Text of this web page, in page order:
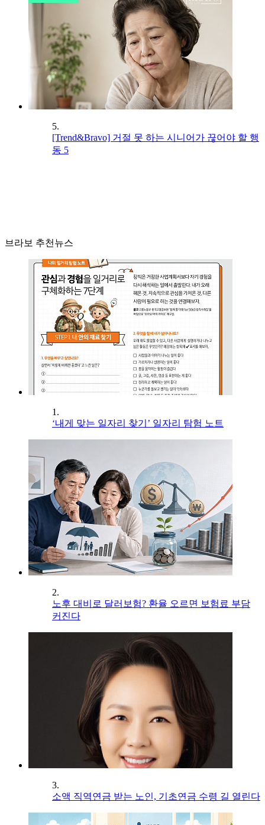
5.
[Trend&Bravo] 거절 못 하는 시니어가 끊어야 할 행
동 5
브라보 추천뉴스
1.
‘내게 맞는 일자리 찾기’ 일자리 탐험 노트
2.
노후 대비로 달러보험? 환율 오르면 보험료 부담
커진다
3.
소액 직역연금 받는 노인, 기초연금 수령 길 열린다